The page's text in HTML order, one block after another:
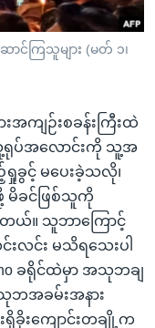
ာင်ကြသူများ (မတ် ၁၊
အကျဉ်းစခန်းကြီးထဲ
သူ့ရုပ်အလောင်းကို သူ့အ
ခွင့် မပေးခဲ့သလို၊
မိခင်ဖြစ်သူကို
ယ်။ သူဘာကြောင့်
လင်း မသိရသေးပါ
ခရိုင်ထဲမှာ အသုဘချ
အခမ်းအနား
ရှိခိုးကျောင်းတချို့က